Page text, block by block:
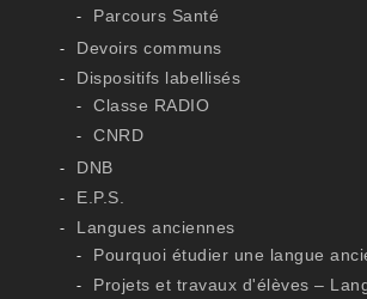
Parcours Santé
Devoirs communs
Dispositifs labellisés
Classe RADIO
CNRD
DNB
E.P.S.
Langues anciennes
Pourquoi étudier une langue
Projets et travaux d'élèves –